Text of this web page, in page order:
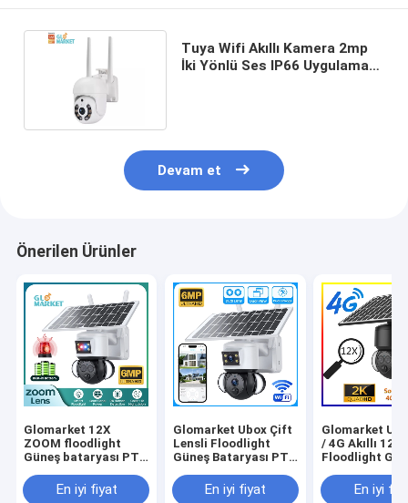
Tuya Wifi Akıllı Kamera 2mp
İki Yönlü Ses IP66 Uygulama
Devam et
Önerilen Ürünler
Glomarket 12X
ZOOM floodlight
Güneş bataryası PTZ
Wifi / 4G Ubox
Güvenlik Kamerası
En iyi fiyat
Glomarket Ubox Çift
Lensli Floodlight
Güneş Bataryası PTZ
Wifi 4G Güvenlik PTZ
Kamera
En iyi fiyat
Glomarket
/ 4G Akıllı 12X
Floodlight
Kamera 6MP
İnsan Algılama
En iyi